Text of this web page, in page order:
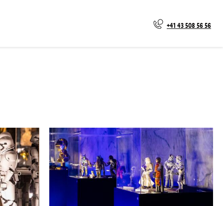
+41 43 508 56 56